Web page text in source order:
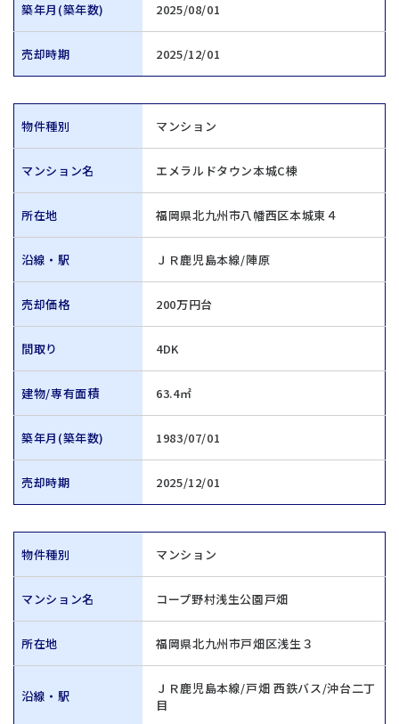
築年月(築年数) 2025/08/01
売却時期 2025/12/01
物件種別 マンション
マンション名 エメラルドタウン本城C棟
所在地 福岡県北九州市八幡西区本城東４
沿線・駅 ＪＲ鹿児島本線/陣原
売却価格 200万円台
間取り 4DK
建物/専有面積 63.4㎡
築年月(築年数) 1983/07/01
売却時期 2025/12/01
物件種別 マンション
マンション名 コープ野村浅生公園戸畑
所在地 福岡県北九州市戸畑区浅生３
沿線・駅
ＪＲ鹿児島本線/戸畑 西鉄バス/沖台二丁
目